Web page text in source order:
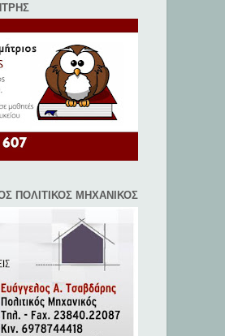
ΠΟΛΙΤΙΚΟΣ ΜΗΧΑΝΙΚΟΣ